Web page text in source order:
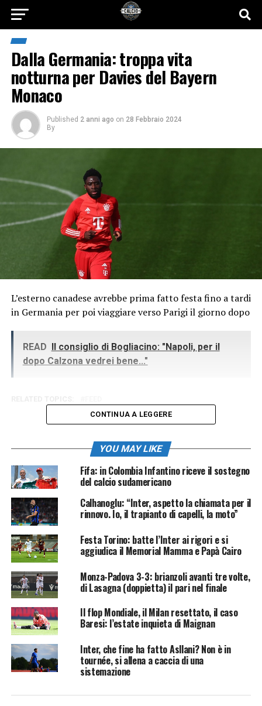
Dalla Germania: troppa vita
notturna per Davies del Bayern
Monaco
Published 2 anni ago on 28 Febbraio 2024
By
L’esterno canadese avrebbe prima fatto festa fino a tardi
in Germania per poi viaggiare verso Parigi il giorno dopo
READ Il consiglio di Bogliacino: "Napoli, per il
dopo Calzona vedrei bene..."
CONTINUA A LEGGERE
YOU MAY LIKE
Fifa: in Colombia Infantino riceve il sostegno
del calcio sudamericano
Calhanoglu: “Inter, aspetto la chiamata per il
rinnovo. Io, il trapianto di capelli, la moto”
Festa Torino: batte l’Inter ai rigori e si
aggiudica il Memorial Mamma e Papà Cairo
Monza-Padova 3-3: brianzoli avanti tre volte,
di Lasagna (doppietta) il pari nel finale
Il flop Mondiale, il Milan resettato, il caso
Baresi: l’estate inquieta di Maignan
Inter, che fine ha fatto Asllani? Non è in
tournée, si allena a caccia di una
sistemazione